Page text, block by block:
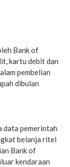
Bank of
kartu debit dan
pembelian
dibulan
data pemerintah
belanja ritel
Bank of
kendaraan